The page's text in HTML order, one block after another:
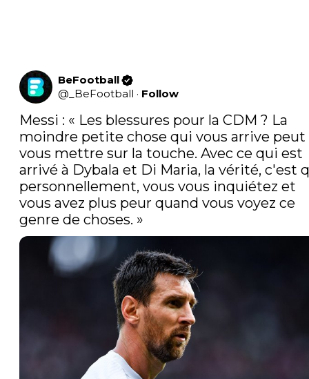
BeFootball
@ _BeFootball · Follow
Messi : « Les blessures pour la CDM ? La
moindre petite chose qui vous arrive peut
vous mettre sur la touche. Avec ce qui est
arrivé à Dybala et Di Maria, la vérité, c'est
personnellement, vous vous inquiétez et
vous avez plus peur quand vous voyez ce
genre de choses. »